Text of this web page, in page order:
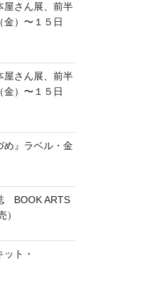
屋さん展、前半
金）〜１５日
屋さん展、前半
金）〜１５日
め』ラベル・金
BOOK ARTS
ト・